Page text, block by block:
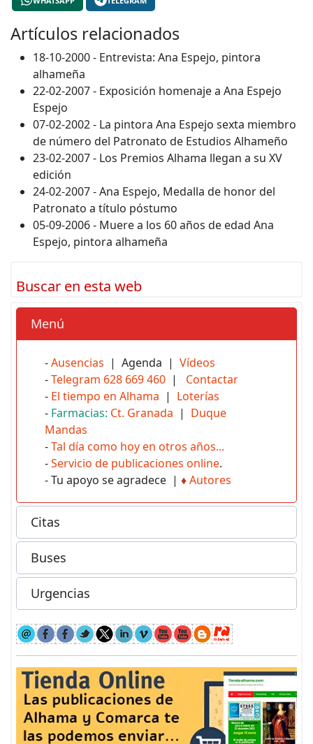
Artículos relacionados
18-10-2000 - Entrevista: Ana Espejo, pintora
alhameña
22-02-2007 - Exposición homenaje a Ana Espejo
Espejo
07-02-2002 - La pintora Ana Espejo sexta miembro
de número del Patronato de Estudios Alhameño
23-02-2007 - Los Premios Alhama llegan a su XV
edición
24-02-2007 - Ana Espejo, Medalla de honor del
Patronato a título póstumo
05-09-2006 - Muere a los 60 años de edad Ana
Espejo, pintora alhameña
Buscar en esta web
Menú
-Ausencias | Agenda | Vídeos
-Telegram 628 669 460 | Contactar
- El tiempo en Alhama | Loterías
- Farmacias: Ct. Granada | Duque
Mandas
-Tal día como hoy en otros años...
-Servicio de publicaciones online.
- Tu apoyo se agradece | ♦Autores
Citas
Buses
Urgencias